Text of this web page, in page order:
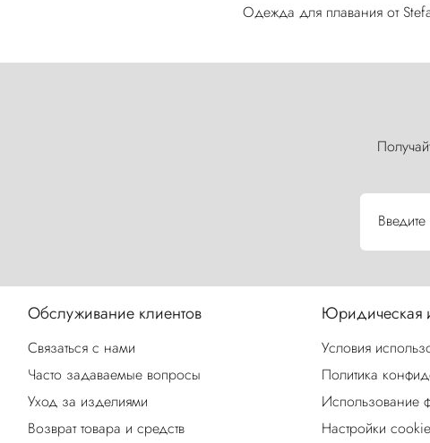
Одежда для плавания от
Обслуживание клиентов
Связаться с нами
Часто задаваемые вопросы
Уход за изделиями
Возврат товара и средств
Юридическая
Условия
Политика
Использование
Настройки cookie